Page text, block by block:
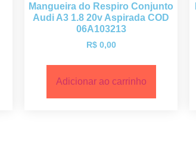
Mangueira do Respiro Conjunto
Audi A3 1.8 20v Aspirada COD
06A103213
R$0,00
Adicionar ao carrinho